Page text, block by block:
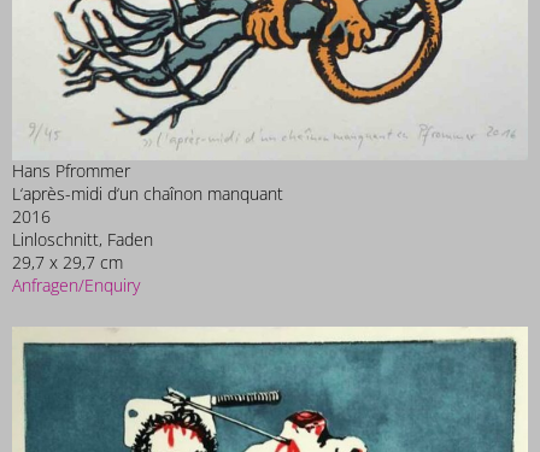
Hans Pfrommer
L‘après-midi d‘un chaînon manquant
2016
Linloschnitt, Faden
29,7 x 29,7 cm
Anfragen/Enquiry